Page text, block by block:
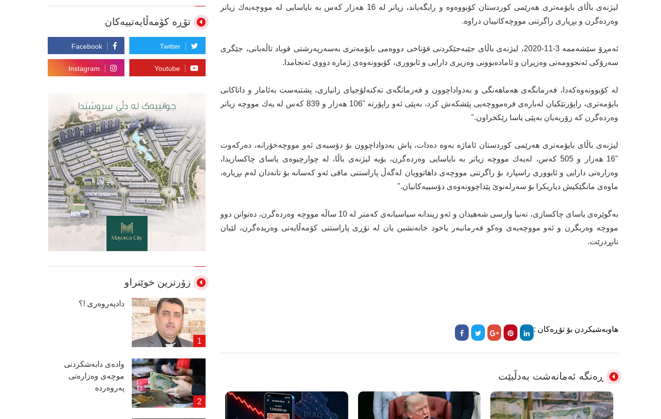
لیژنە‌ی باڵای بایۆمە‌تری هەرێمی کوردستان کۆبووەوە و رایگەیاند، زیاتر لە‌ 16 ھە‌زار كە‌س بە نایاسایی لە‌ مووچە‌یە‌ك زیاتر
وە‌ردە‌گرن و بڕیاری راگرتنی مووچە‌كانییان دراوە.
ئە‌مڕۆ سێشە‌ممە‌ 3-11-2020، لیژنە‌ی باڵای جێبەجێکردنی قۆناخی دووەمی بایۆمە‌تری بە‌سە‌رپە‌رشتی قوباد تاڵە‌بانی، جێگری
سە‌رۆكی ئە‌نجوومە‌نی وە‌زیران و ئامادە‌بوونی وە‌زیری دارایی و ئابووری، كۆبوونەوە‌ی ژمارە دووی ئەنجامدا.
لە کۆبوونەوەکەدا، فەرمانگەی هەماهەنگی و بەدواداچوون و فەرمانگەی تەکنەلۆجیای زانیاری، پشتبەست بەئامار و داتاکانی
بایۆمەتری، راپۆرتێکیان لەبارەی فرە‌مووچە‌یی پێشکەش کرد، بە‌پێی ئە‌و راپۆرتە "106 هەزار و 839 كەس لە‌ یە‌ك مووچە‌ زیاتر
وە‌ردە‌گرن کە زۆربەیان بەپێی یاسا رێکخراون."
لیژنە‌ی باڵای بایۆمە‌تری هەرێمی کوردستان ئاماژە بەوە دەدات، پاش بە‌دواداچوون بۆ دۆسیە‌ی ئە‌و مووچەخۆرانە،‌ دە‌ركە‌وت
"16 هەزار و 505 کەس، لە‌یە‌ك مووچە‌ زیاتر بە‌ نایاسایی وەردەگرن، بۆیە‌ لیژنە‌ی باڵا، لە چوارچیوەی یاسای چاکسازیدا،
وە‌زارە‌تی دارایی و ئابووری راسپارد بۆ‌ راگرتنی مووچە‌ی داهاتوویان لەگەڵ پاراستنی مافی ئەو کەسانە بۆ تانەدان لەم بڕیارە،
ماوەی مانگێکیش دیاریکرا بۆ سەرلەنوێ پێداچوونەوەی دۆسییەکانیان."
بەگوێرەی یاسای چاکسازی، تەنیا وارسی شەهیدان و ئەو زیندانە سیاسیانەی کەمتر لە 10 ساڵە مووچە وەردەگرن، دەتوانن دوو
مووچە وەربگرن و ئەو مووچەیەی وەکو فەرمانبەر یاخود خانەنشین یان لە تۆڕی پاراستنی کۆمەڵایەتی وەریدەگرن، لێیان
نابڕدرێت.
هاوبەشیکردن بۆ تۆڕەکان :
ڕەنگە ئەمانەشت بەدڵبێت
تۆڕە کۆمەڵایەتییەکان
زۆرترین خوێنراو
دادپەروەری !؟
وادەی دابەشكردنی
موچەی وەزارەتی
پەروەردە